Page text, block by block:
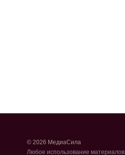
© 2026 МедиаСила
Любое использование материалов